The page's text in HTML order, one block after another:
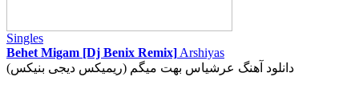
Singles
Behet Migam [Dj Benix Remix] Arshiyas
دانلود آهنگ عرشیاس بهت میگم (ریمیکس دیجی بنیکس)